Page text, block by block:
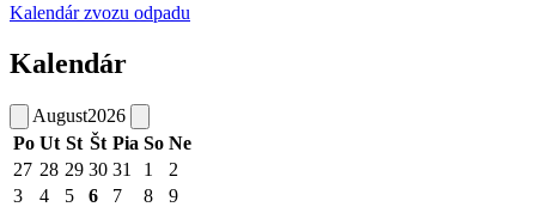
Kalendár zvozu odpadu
Kalendár
August2026
Po Ut St Št Pia So Ne
27 28 29 30 31 1
2
3
4 5 6 7 8
9